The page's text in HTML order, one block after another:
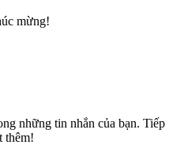
mừng!
những tin nhắn của bạn. Tiếp
thêm!